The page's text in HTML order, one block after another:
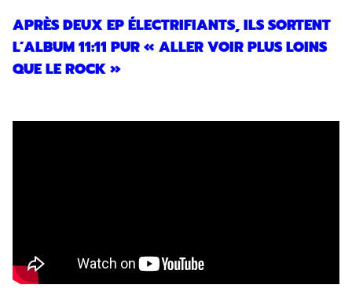
APRÈS DEUX EP ÉLECTRIFIANTS, ILS SORTENT
L’ALBUM 11:11 PUR « ALLER VOIR PLUS LOINS
QUE LE ROCK »